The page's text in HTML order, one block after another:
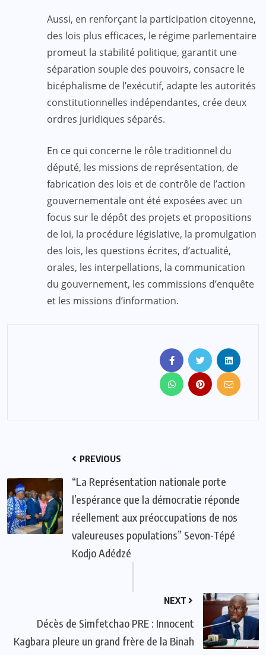
Aussi, en renforçant la participation citoyenne,
des lois plus efficaces, le régime parlementaire
promeut la stabilité politique, garantit une
séparation souple des pouvoirs, consacre le
bicéphalisme de l’exécutif, adapte les autorités
constitutionnelles indépendantes, crée deux
ordres juridiques séparés.
En ce qui concerne le rôle traditionnel du
député, les missions de représentation, de
fabrication des lois et de contrôle de l’action
gouvernementale ont été exposées avec un
focus sur le dépôt des projets et propositions
de loi, la procédure législative, la promulgation
des lois, les questions écrites, d’actualité,
orales, les interpellations, la communication
du gouvernement, les commissions d’enquête
et les missions d’information.
PREVIOUS
“La Représentation nationale porte
l’espérance que la démocratie réponde
réellement aux préoccupations de nos
valeureuses populations” Sevon-Tépé
Kodjo Adédzé
NEXT
Décès de Simfetchao PRE : Innocent
Kagbara pleure un grand frère de la Binah